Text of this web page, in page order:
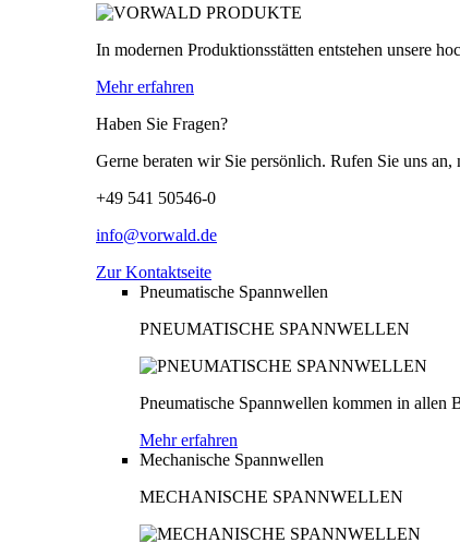
In modernen Produktionsstätten entstehen unsere
Mehr erfahren
Haben Sie Fragen?
Gerne beraten wir Sie persönlich. Rufen Sie uns
+49 541 50546-0
info@vorwald.de
Zur Kontaktseite
Pneumatische Spannwellen
PNEUMATISCHE SPANNWELLEN
Pneumatische Spannwellen kommen in
Mehr erfahren
Mechanische Spannwellen
MECHANISCHE SPANNWELLEN